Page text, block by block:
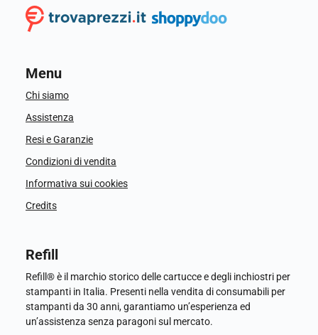
Menu
Chi siamo
Assistenza
Resi e Garanzie
Condizioni di vendita
Informativa sui cookies
Credits
Refill
Refill® è il marchio storico delle cartucce e degli inchiostri per
stampanti in Italia. Presenti nella vendita di consumabili per
stampanti da 30 anni, garantiamo un’esperienza ed
un’assistenza senza paragoni sul mercato.